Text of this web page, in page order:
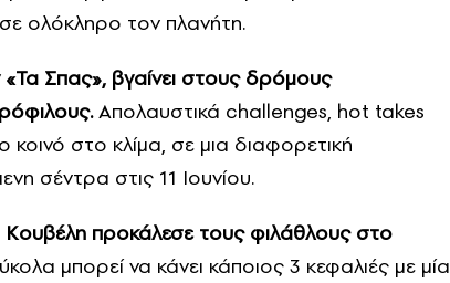
ολόκληρο τον πλανήτη.
«Τα Σπας», βγαίνει στους δρόμους
Απολαυστικά challenges, hot takes
κοινό στο κλίμα, σε μια διαφορετική
σέντρα στις 11 Ιουνίου.
προκάλεσε τους φιλάθλους στο
μπορεί να κάνει κάποιος 3 κεφαλιές με μία